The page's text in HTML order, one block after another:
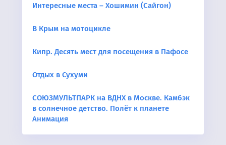
Интересные места – Хошимин (Сайгон)
В Крым на мотоцикле
Кипр. Десять мест для посещения в Пафосе
Отдых в Сухуми
СОЮЗМУЛЬТПАРК на ВДНХ в Москве. Камбэк
в солнечное детство. Полёт к планете
Анимация